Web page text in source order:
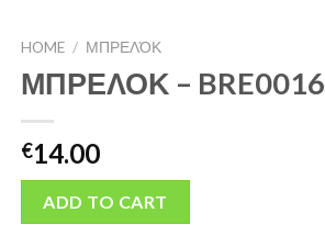
HOME / ΜΠΡΕΛΌΚ
ΜΠΡΕΛΟΚ – BRE0016
€14.00
ADD TO CART